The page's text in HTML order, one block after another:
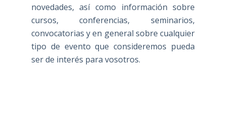
novedades, así como información sobre
cursos, conferencias, seminarios,
convocatorias y en general sobre cualquier
tipo de evento que consideremos pueda
ser de interés para vosotros.